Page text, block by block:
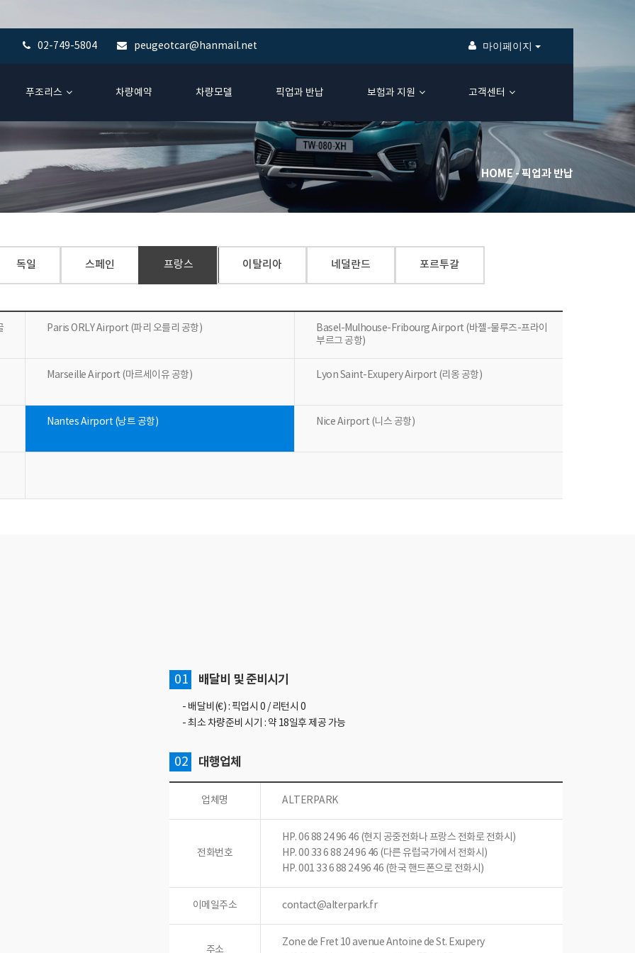
02-749-5804 peugeotcar@hanmail.net 마이페이지
푸조리스 차량예약 차량모델 픽업과 반납 보험과 지원 고객센터
HOME 픽업과 반납
독일 스페인 프랑스 이탈리아 네덜란드 포르투갈
Paris ORLY Airport (파리 오를리 공항)
Basel-Mulhouse-Fribourg Airport (바젤-물루즈-프라이
부르그 공항)
Marseille Airport (마르세이유 공항) Lyon Saint-Exupery Airport (리옹 공항)
Nantes Airport (낭트 공항) Nice Airport (니스 공항)
01 배달비 및 준비시기
- 배달비(€) : 픽업시 0 / 리턴시 0
- 최소 차량준비 시기 : 약 18일후 제공 가능
02 대행업체
업체명 ALTERPARK
전화번호
HP. 06 88 24 96 46 (현지 공중전화나 프랑스 전화로 전화시)
HP. 00 33 6 88 24 96 46 (다른 유럽국가에서 전화시)
HP. 001 33 6 88 24 96 46 (한국 핸드폰으로 전화시)
이메일주소 contact@alterpark.fr
주소
Zone de Fret 10 avenue Antoine de St. Exupery